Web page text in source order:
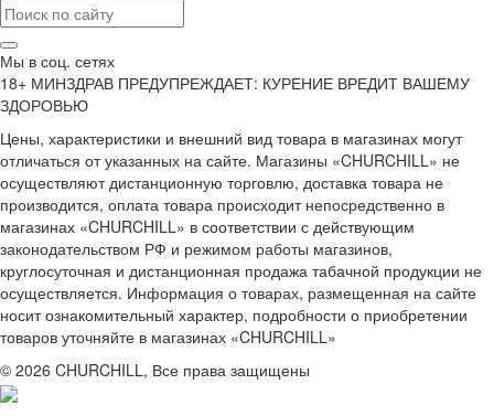
Мы в соц. сетях
18+ МИНЗДРАВ ПРЕДУПРЕЖДАЕТ: КУРЕНИЕ ВРЕДИТ ВАШЕМУ
ЗДОРОВЬЮ
Цены, характеристики и внешний вид товара в магазинах могут
отличаться от указанных на сайте. Магазины «CHURCHILL» не
осуществляют дистанционную торговлю, доставка товара не
производится, оплата товара происходит непосредственно в
магазинах «CHURCHILL» в соответствии с действующим
законодательством РФ и режимом работы магазинов,
круглосуточная и дистанционная продажа табачной продукции не
осуществляется. Информация о товарах, размещенная на сайте
носит ознакомительный характер, подробности о приобретении
товаров уточняйте в магазинах «CHURCHILL»
© 2026 CHURCHILL, Все права защищены